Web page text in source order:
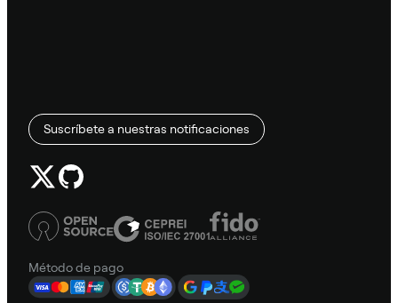
Suscríbete a nuestras notificaciones
Método de pago